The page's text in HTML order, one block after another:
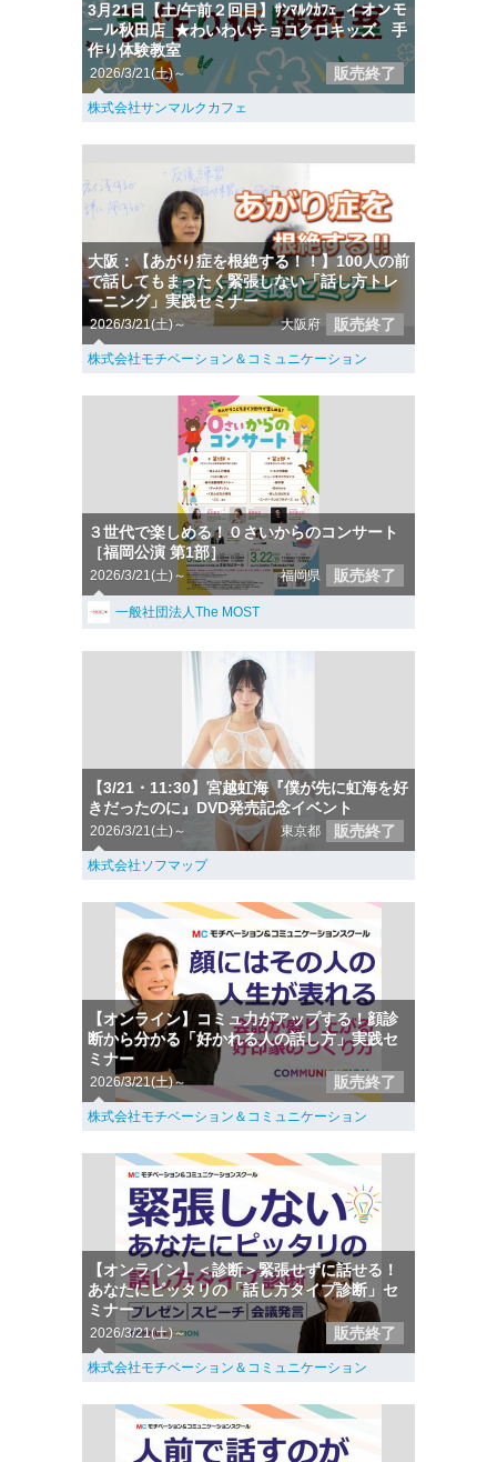
3月21日【土/午前２回目】ｻﾝﾏﾙｸｶﾌｪ_イオンモ
ール秋田店_★わいわいチョコクロキッズ 手
作り体験教室
2026/3/21(土)～ 販売終了
株式会社サンマルクカフェ
大阪：【あがり症を根絶する！！】100人の前
で話してもまったく緊張しない「話し方トレ
ーニング」実践セミナー
2026/3/21(土)～ 大阪府 販売終了
株式会社モチベーション＆コミュニケーション
３世代で楽しめる！０さいからのコンサート
［福岡公演 第1部］
2026/3/21(土)～ 福岡県 販売終了
一般社団法人The MOST
【3/21・11:30】宮越虹海『僕が先に虹海を好
きだったのに』DVD発売記念イベント
2026/3/21(土)～ 東京都 販売終了
株式会社ソフマップ
【オンライン】コミュ力がアップする！顔診
断から分かる「好かれる人の話し方」実践セ
ミナー
2026/3/21(土)～ 販売終了
株式会社モチベーション＆コミュニケーション
【オンライン】＜診断＞緊張せずに話せる！
あなたにピッタリの「話し方タイプ診断」セ
ミナー
2026/3/21(土)～ 販売終了
株式会社モチベーション＆コミュニケーション